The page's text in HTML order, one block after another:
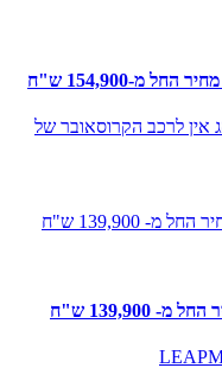
אין לרכב הקרוסאובר של